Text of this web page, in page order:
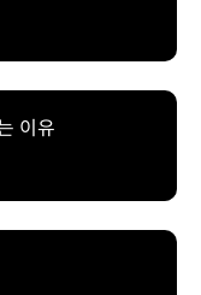
이유